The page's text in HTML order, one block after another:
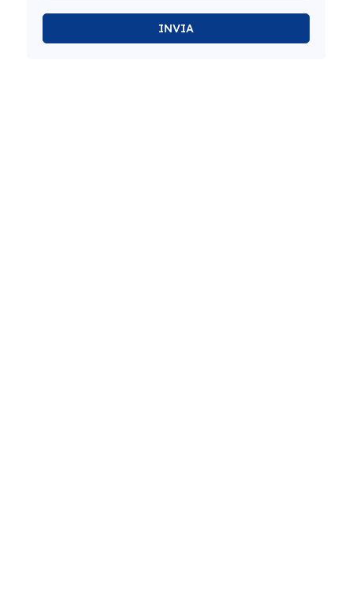
INVIA